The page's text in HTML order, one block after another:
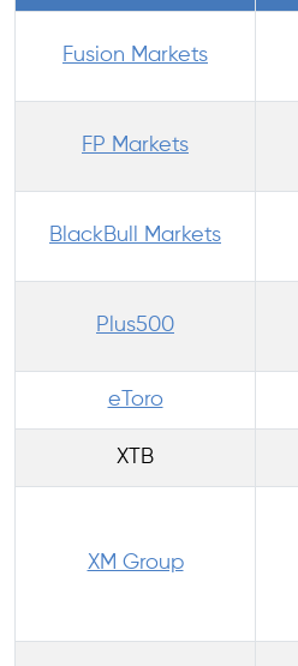
Fusion Markets
FP Markets
BlackBull Markets
Plus500
eToro
XTB
XM Group